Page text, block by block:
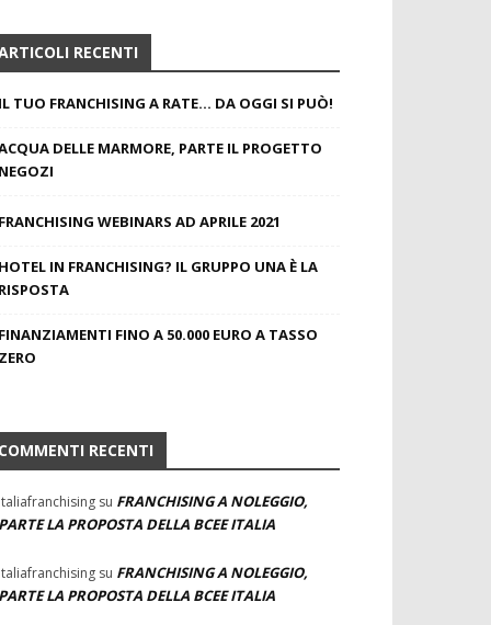
RECENTI
TUO FRANCHISING A RATE… DA OGGI SI PUÒ!
DELLE MARMORE, PARTE IL PROGETTO
WEBINARS AD APRILE 2021
IN FRANCHISING? IL GRUPPO UNA È LA
FINO A 50.000 EURO A TASSO
RECENTI
su FRANCHISING A NOLEGGIO,
LA PROPOSTA DELLA BCEE ITALIA
su FRANCHISING A NOLEGGIO,
LA PROPOSTA DELLA BCEE ITALIA